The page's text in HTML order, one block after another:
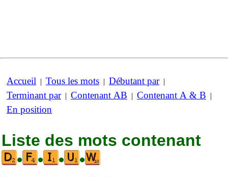
Accueil | Tous les mots | Débutant par|
Terminant par| Contenant AB | Contenant A & B |
En position
Liste des mots contenant
•
• • •